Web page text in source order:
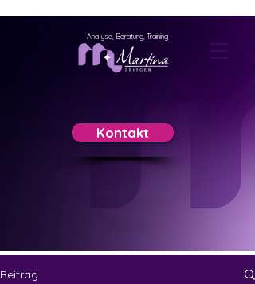
Analyse, Beratung, Training
Kontakt
Beitrag